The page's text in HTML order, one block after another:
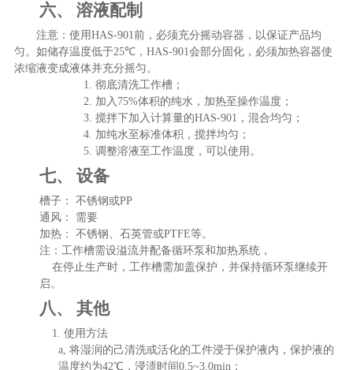
六、 溶液配制
注意：使用HAS-901前，必须充分摇动容器，以保证产品均
匀。如储存温度低于25℃， HAS-901会部分固化，必须加热容器使
浓缩液变成液体并充分摇匀。
1. 彻底清洗工作槽；
2. 加入 75%体积的纯水，加热至操作温度；
3. 搅拌下加入计算量的HAS-901 ，混合均匀；
4. 加纯水至标准体积，搅拌均匀；
5. 调整溶液至工作温度，可以使用。
七、 设备
槽子： 不锈钢或PP
通风：
需要
加热：
不锈钢、石英管或PTFE等。
注：工作槽需设溢流并配备循环泵和加热系统，
在停止生产时，工作槽需加盖保护，并保持循环泵继续开
启。
八、 其他
1. 使用方法
a, 将湿润的己清洗或活化的工件浸于保护液内，保护液的
温度约为42℃，浸渍时间0.5~3.0min；